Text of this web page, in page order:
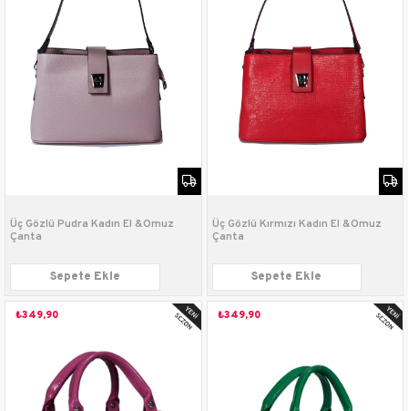
Üç Gözlü Pudra Kadın El &Omuz
Çanta
Sepete Ekle
Üç Gözlü Kırmızı Kadın El &Omuz
Çanta
Sepete Ekle
₺349,90 ₺349,90